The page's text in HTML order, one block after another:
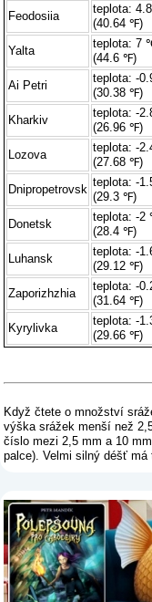
Feodosiia
teplota:
(40.64 ℉)
Yalta
teplota: 7
(44.6 ℉)
Ai Petri
teplota: -
(30.38 ℉)
Kharkiv
teplota: -
(26.96 ℉)
Lozova
teplota: -
(27.68 ℉)
Dnipropetrovsk
teplota: -
(29.3 ℉)
Donetsk
teplota: -
(28.4 ℉)
Luhansk
teplota: -
(29.12 ℉)
Zaporizhzhia
teplota: -
(31.64 ℉)
Kyrylivka
teplota: -
(29.66 ℉)
Když čtete o množství
výška srážek menší než
číslo mezi 2,5 mm a 10
palce). Velmi silný déšť